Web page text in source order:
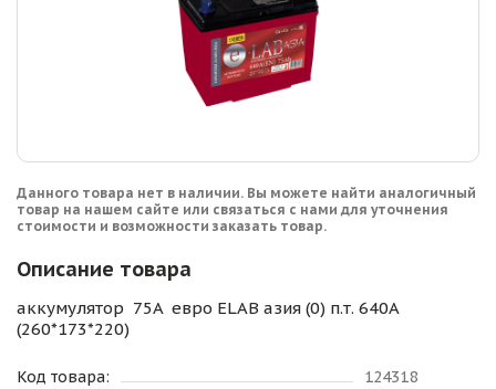
Данного товара нет в наличии. Вы можете найти аналогичный
товар на нашем сайте или связаться с нами для уточнения
стоимости и возможности заказать товар.
Описание товара
аккумулятор 75A евро ELAB азия (0) п.т. 640A
(260*173*220)
Код товара:
124318